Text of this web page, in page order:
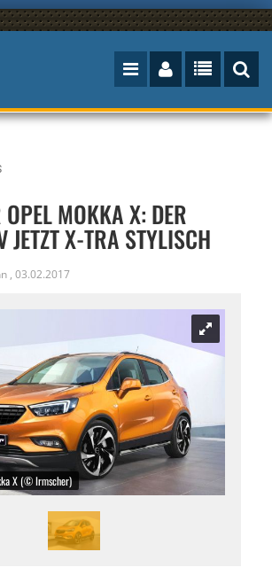
MOKKA X: DER
JETZT X-TRA STYLISCH
, 03.02.2017
X (© Irmscher)